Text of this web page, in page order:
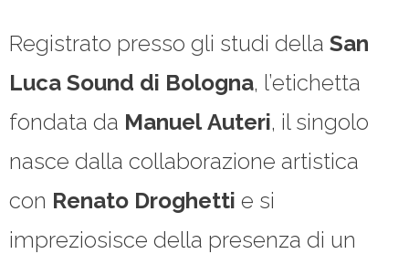
Registrato presso gli studi della San
Luca Sound di Bologna, l’etichetta
fondata da Manuel Auteri, il singolo
nasce dalla collaborazione artistica
con Renato Droghetti e si
impreziosisce della presenza di un